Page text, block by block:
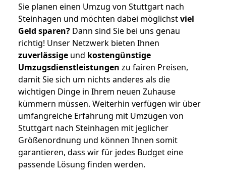
Sie planen einen Umzug von Stuttgart nach
Steinhagen und möchten dabei möglichstviel
Geld sparen? Dann sind Sie bei uns genau
richtig! Unser Netzwerk bieten Ihnen
zuverlässige und kostengünstige
Umzugsdienstleistungen zu fairen Preisen,
damit Sie sich um nichts anderes als die
wichtigen Dinge in Ihrem neuen Zuhause
kümmern müssen. Weiterhin verfügen wir über
umfangreiche Erfahrung mit Umzügen von
Stuttgart nach Steinhagen mit jeglicher
Größenordnung und können Ihnen somit
garantieren, dass wir für jedes Budget eine
passende Lösung finden werden.